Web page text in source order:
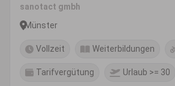
sanotact gmbh
Münster
Vollzeit Weiterbildungen
Tarifvergütung Urlaub >= 30